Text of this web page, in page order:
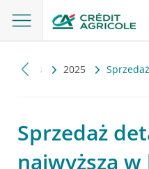
2025
Sprzedaż
najwyższa